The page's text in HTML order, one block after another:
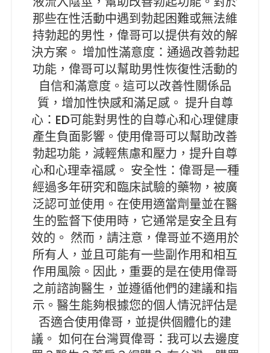
那些在性活動中遇到勃起困難或無法維
持勃起的男性，偉哥可以提供有效的解
決方案。 增加性滿意度：通過改善勃起
功能，偉哥可以幫助男性恢復性活動的
自信和滿意度。這可以改善性關係品
質，增加性快感和滿足感。 提升自尊
心：ED可能對男性的自尊心和心理健康
產生負面影響。使用偉哥可以幫助改善
勃起功能，減輕焦慮和壓力，提升自尊
心和心理幸福感。 安全性：偉哥是一種
經過多年研究和臨床試驗的藥物，被廣
泛認可並使用。在使用適當劑量並在醫
生的監督下使用時，它通常是安全且有
效的。 然而，請注意，偉哥並不適用於
所有人，並且可能有一些副作用和相互
作用風險。因此，重要的是在使用偉哥
之前諮詢醫生，並遵循他們的建議和指
示。醫生能夠根據您的個人情況評估是
否適合使用偉哥，並提供個體化的建
議。 如何在台灣買偉哥：我可以去邊度